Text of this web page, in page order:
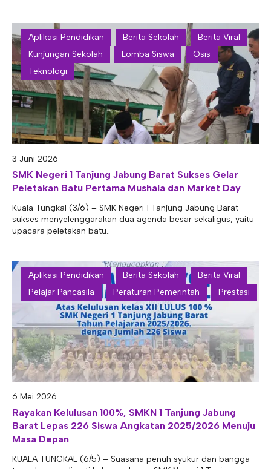
Aplikasi Pendidikan Berita Sekolah
Berita Viral
Kunjungan Sekolah
Lomba Siswa
Osis
Teknologi
3 Juni 2026
SMK Negeri 1 Tanjung Jabung Barat Sukses Gelar
Peletakan Batu Pertama Mushala dan Market Day
Kuala Tungkal (3/6) – SMK Negeri 1 Tanjung Jabung Barat
sukses menyelenggarakan dua agenda besar sekaligus, yaitu
upacara peletakan batu..
Aplikasi Pendidikan Berita Sekolah
Berita Viral
Pelajar Pancasila
Peraturan Pemerintah Prestasi
6 Mei 2026
Rayakan Kelulusan 100%, SMKN 1 Tanjung Jabung
Barat Lepas 226 Siswa Angkatan 2025/2026 Menuju
Masa Depan
KUALA TUNGKAL (6/5) – Suasana penuh syukur dan bangga